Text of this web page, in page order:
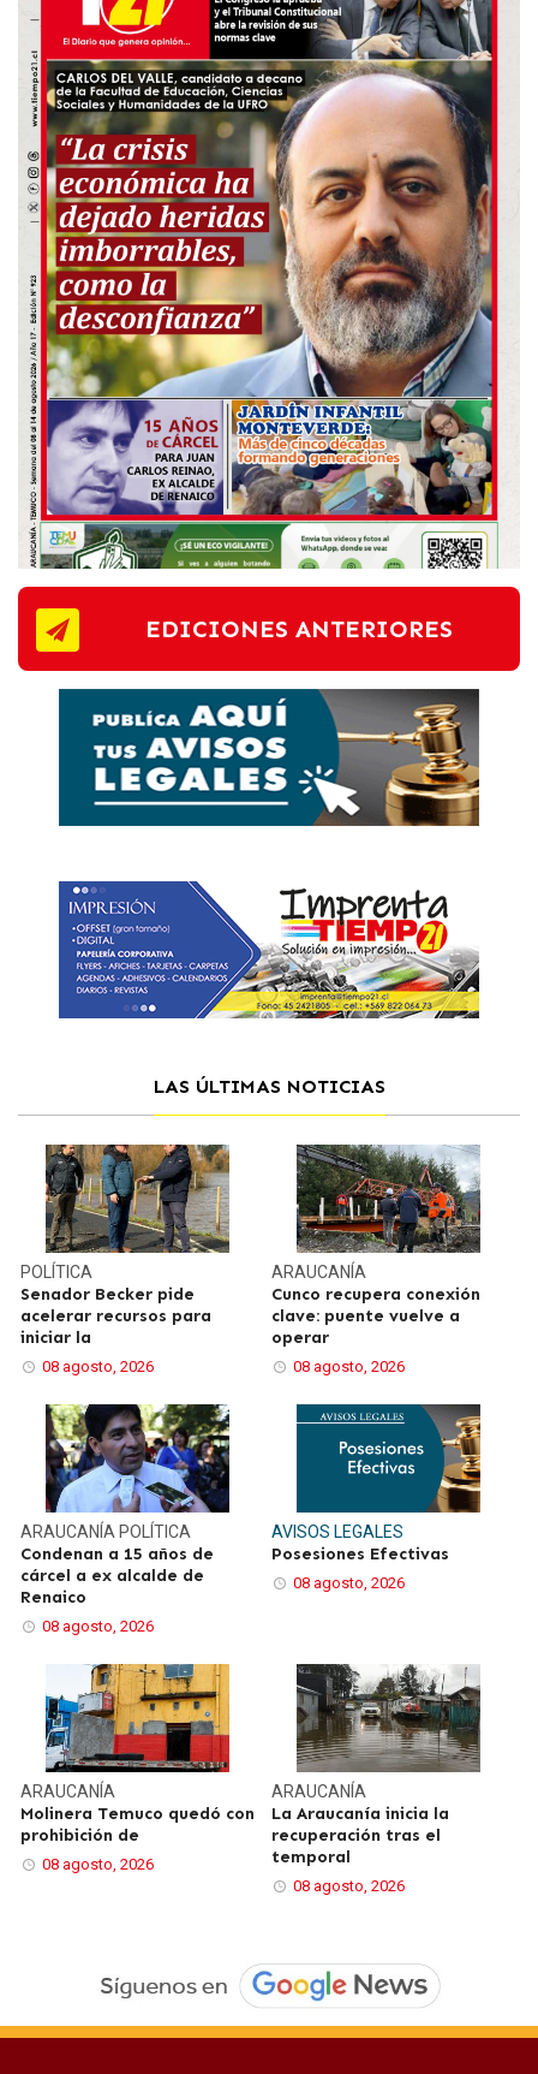
EDICIONES ANTERIORES
LAS ÚLTIMAS NOTICIAS
POLÍTICA
Senador Becker pide
acelerar recursos para
iniciar la
08 agosto, 2026
ARAUCANÍA
Cunco recupera conexión
clave: puente vuelve a
operar
08 agosto, 2026
ARAUCANÍA POLÍTICA
Condenan a 15 años de
cárcel a ex alcalde de
Renaico
08 agosto, 2026
AVISOS LEGALES
Posesiones Efectivas
08 agosto, 2026
ARAUCANÍA
Molinera Temuco quedó con
prohibición de
08 agosto, 2026
ARAUCANÍA
La Araucanía inicia la
recuperación tras el
temporal
08 agosto, 2026